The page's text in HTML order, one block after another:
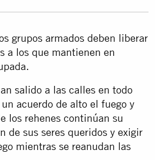
grupos armados deben liberar
a los que mantienen en
salido a las calles en todo
acuerdo de alto el fuego y
los rehenes continúan su
de sus seres queridos y exigir
mientras se reanudan las